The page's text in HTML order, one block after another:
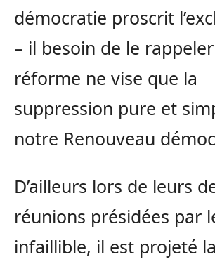
démocratie proscrit
– il besoin de le
réforme ne vise que la
suppression pure et
notre Renouveau
D’ailleurs lors de leurs
réunions présidées par
infaillible, il est projeté